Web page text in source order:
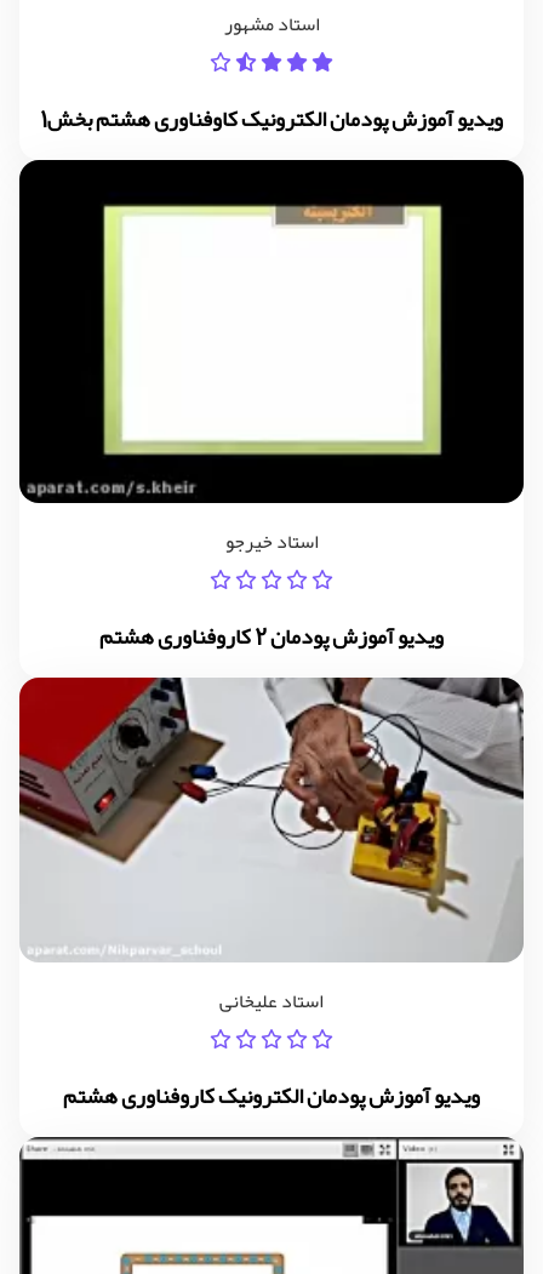
استاد مشهور
ویدیو آموزش پودمان الکترونیک کاوفناوری هشتم بخش1
استاد خیرجو
ویدیو آموزش پودمان 2 کاروفناوری هشتم
استاد علیخانی
ویدیو آموزش پودمان الکترونیک کاروفناوری هشتم